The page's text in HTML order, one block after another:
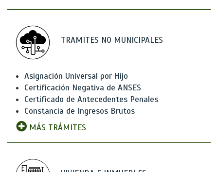
TRAMITES NO MUNICIPALES
Asignación Universal por Hijo
Certificación Negativa de ANSES
Certificado de Antecedentes Penales
Constancia de Ingresos Brutos
MÁS TRÁMITES